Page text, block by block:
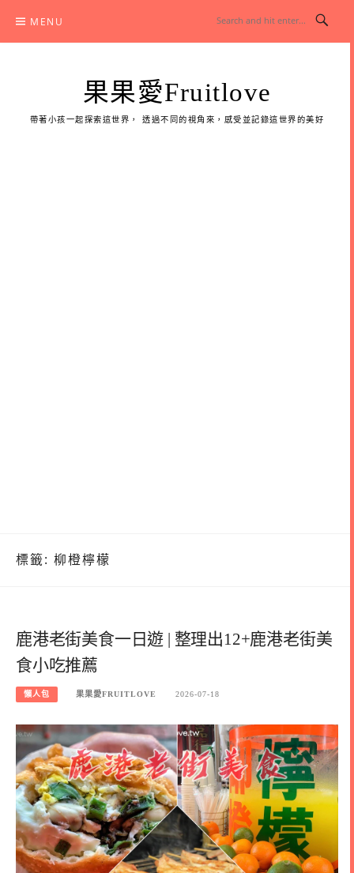
content
MENU
果果愛Fruitlove
帶著小孩一起探索這世界， 透過不同的視角來，感受並記錄這世界的美好
標籤: 柳橙檸檬
鹿港老街美食一日遊 | 整理出12+鹿港老街美
食小吃推薦
懶人包 果果愛FRUITLOVE 2026-07-18